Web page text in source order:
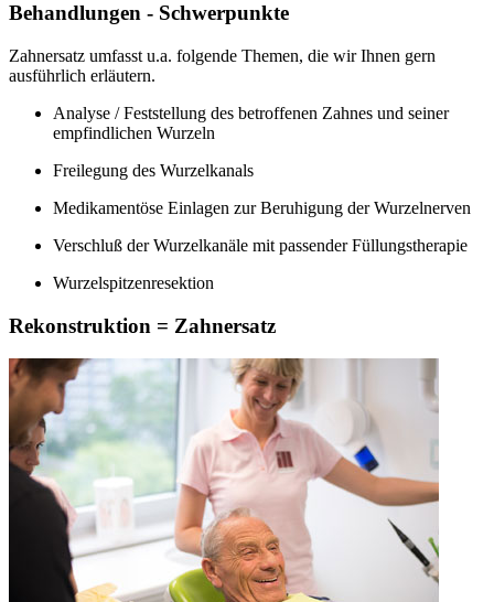
Behandlungen - Schwerpunkte
Zahnersatz umfasst u.a. folgende Themen, die wir Ihnen gern
ausführlich erläutern.
Analyse / Feststellung des betroffenen Zahnes und seiner
empfindlichen Wurzeln
Freilegung des Wurzelkanals
Medikamentöse Einlagen zur Beruhigung der Wurzelnerven
Verschluß der Wurzelkanäle mit passender Füllungstherapie
Wurzelspitzenresektion
Rekonstruktion = Zahnersatz